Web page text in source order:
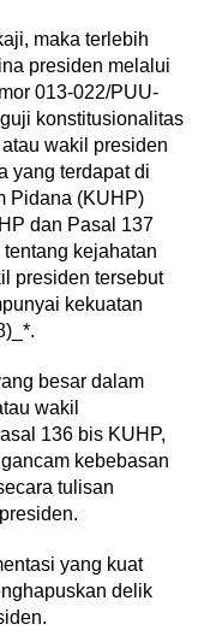
maka terlebih
presiden melalui
013-022/PUU-
konstitusionalitas
wakil presiden
yang terdapat di
Pidana (KUHP)
dan Pasal 137
kejahatan
presiden tersebut
kekuatan
besar dalam
wakil
136 bis KUHP,
kebebasan
tulisan
yang kuat
delik